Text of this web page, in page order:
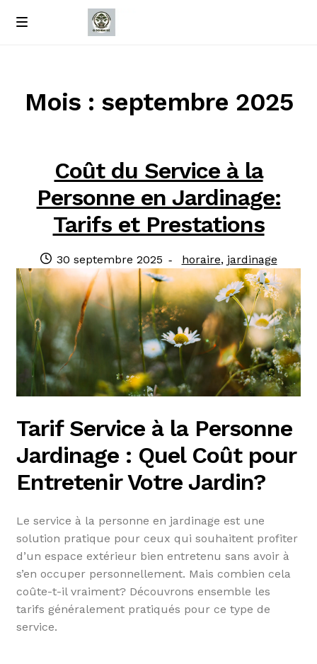
Passer
Passer
M
À propos de nous
Politique de confidentialité
Mois : septembre 2025
Coût du Service à la
Personne en Jardinage:
Tarifs et Prestations
Publié
le
30 septembre 2025
Catégories
:
horaire, jardinage
Tarif Service à la Personne
Jardinage : Quel Coût pour
Entretenir Votre Jardin?
Le service à la personne en jardinage est une
solution pratique pour ceux qui souhaitent profiter
d’un espace extérieur bien entretenu sans avoir à
s’en occuper personnellement. Mais combien cela
coûte-t-il vraiment? Découvrons ensemble les
tarifs généralement pratiqués pour ce type de
service.